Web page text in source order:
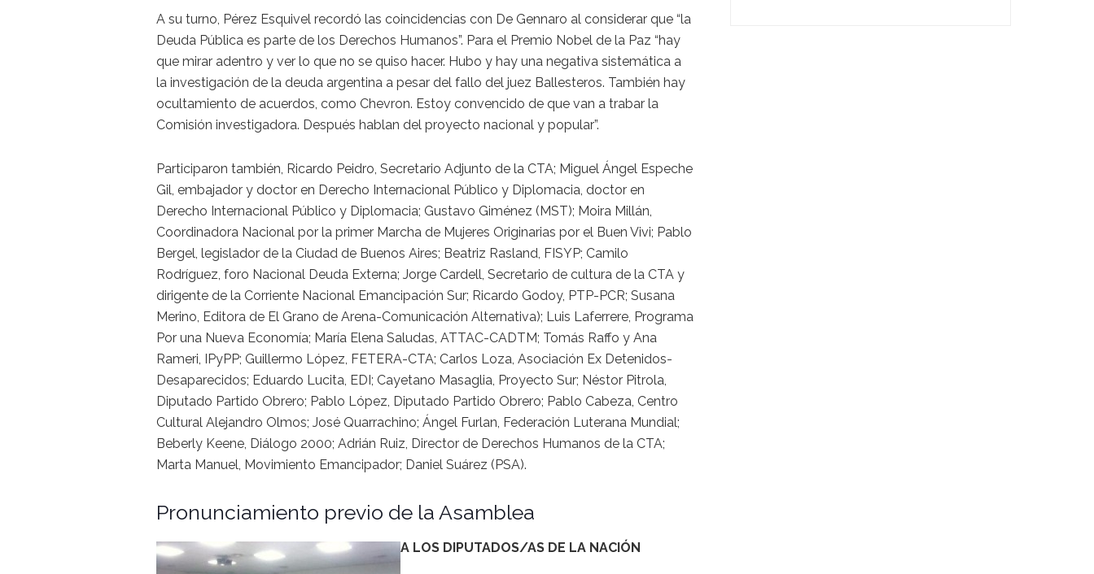
A su turno, Pérez Esquivel recordó las coincidencias con De Gennaro al considerar que “la
Deuda Pública es parte de los Derechos Humanos”. Para el Premio Nobel de la Paz “hay
que mirar adentro y ver lo que no se quiso hacer. Hubo y hay una negativa sistemática a
la investigación de la deuda argentina a pesar del fallo del juez Ballesteros. También hay
ocultamiento de acuerdos, como Chevron. Estoy convencido de que van a trabar la
Comisión investigadora. Después hablan del proyecto nacional y popular”.
Participaron también, Ricardo Peidro, Secretario Adjunto de la CTA; Miguel Ángel Espeche
Gil, embajador y doctor en Derecho Internacional Público y Diplomacia, doctor en
Derecho Internacional Público y Diplomacia; Gustavo Giménez (MST); Moira Millán,
Coordinadora Nacional por la primer Marcha de Mujeres Originarias por el Buen Vivi; Pablo
Bergel, legislador de la Ciudad de Buenos Aires; Beatriz Rasland, FISYP; Camilo
Rodríguez, foro Nacional Deuda Externa; Jorge Cardell, Secretario de cultura de la CTA y
dirigente de la Corriente Nacional Emancipación Sur; Ricardo Godoy, PTP-PCR; Susana
Merino, Editora de El Grano de Arena-Comunicación Alternativa); Luis Laferrere, Programa
Por una Nueva Economía; María Elena Saludas, ATTAC-CADTM; Tomás Raffo y Ana
Rameri, IPyPP; Guillermo López, FETERA-CTA; Carlos Loza, Asociación Ex Detenidos-
Desaparecidos; Eduardo Lucita, EDI; Cayetano Masaglia, Proyecto Sur; Néstor Pitrola,
Diputado Partido Obrero; Pablo López, Diputado Partido Obrero; Pablo Cabeza, Centro
Cultural Alejandro Olmos; José Quarrachino; Ángel Furlan, Federación Luterana Mundial;
Beberly Keene, Diálogo 2000; Adrián Ruiz, Director de Derechos Humanos de la CTA;
Marta Manuel, Movimiento Emancipador; Daniel Suárez (PSA).
Pronunciamiento previo de la Asamblea
A LOS DIPUTADOS/AS DE LA NACIÓN